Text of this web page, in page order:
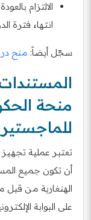
الالتزام
انتهاء فترة
سجّل أيضاً: منح
منحة
للماجستير
تعتبر عملية
أن تكون جميع
على البوابة